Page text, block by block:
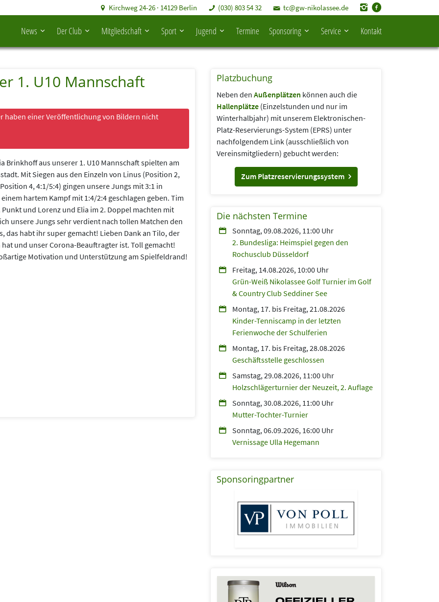
Kirchweg 24-26 · 14129 Berlin (030) 803 54 32 tc@gw-nikolassee.de
News Der Club Mitgliedschaft Sport Jugend Termine Sponsoring Service Kontakt
1. U10 Mannschaft
haben einer Veröffentlichung von Bildern nicht
Brinkhoff aus unserer 1. U10 Mannschaft spielten am
Mit Siegen aus den Einzeln von Linus (Position 2,
4, 4:1/5:4) gingen unsere Jungs mit 3:1 in
hartem Kampf mit 1:4/2:4 geschlagen geben. Tim
und Lorenz und Elia im 2. Doppel machten mit
unsere Jungs sehr verdient nach tollen Matchen den
das habt ihr super gemacht! Lieben Dank an Tilo, der
und unser Corona-Beauftragter ist. Toll gemacht!
Motivation und Unterstützung am Spielfeldrand!
Platzbuchung
Neben den Außenplätzen können auch die
Hallenplätze (Einzelstunden und nur im
Winterhalbjahr) mit unserem Elektronischen-
Platz-Reservierungs-System (EPRS) unter
nachfolgendem Link (aus­schließlich von
Vereins­mitgliedern) gebucht werden:
Zum Platzreservierungssystem
Die nächsten Termine
Sonntag, 09.08.2026, 11:00 Uhr
2. Bundesliga: Heimspiel gegen den
Rochusclub Düsseldorf
Freitag, 14.08.2026, 10:00 Uhr
Grün-Weiß Nikolassee Golf Turnier im Golf
& Country Club Seddiner See
Montag, 17. bis Freitag, 21.08.2026
Kinder-Tenniscamp in der letzten
Ferienwoche der Schulferien
Montag, 17. bis Freitag, 28.08.2026
Geschäftsstelle geschlossen
Samstag, 29.08.2026, 11:00 Uhr
Holzschlägerturnier der Neuzeit, 2. Auflage
Sonntag, 30.08.2026, 11:00 Uhr
Mutter-Tochter-Turnier
Sonntag, 06.09.2026, 16:00 Uhr
Vernissage Ulla Hegemann
Sponsoringpartner